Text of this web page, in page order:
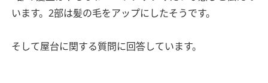
います。2部は髪の毛をアップにしたそうです。
そして屋台に関する質問に回答しています。